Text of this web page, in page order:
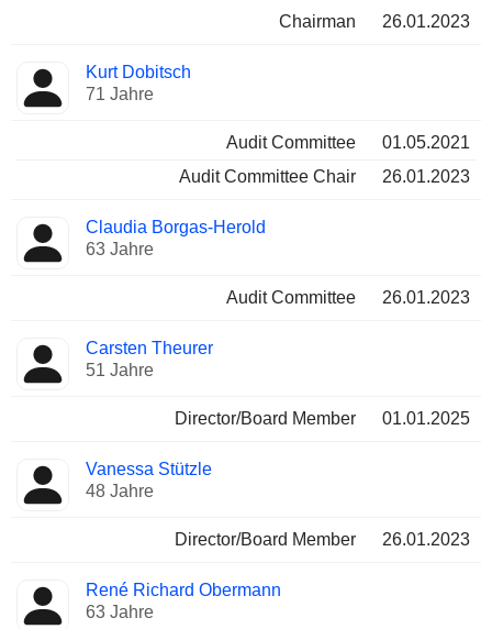
Chairman 26.01.2023
Kurt Dobitsch
71 Jahre
Audit Committee
01.05.2021
Audit Committee Chair
26.01.2023
Claudia Borgas-Herold
63 Jahre
Audit Committee 26.01.2023
Carsten Theurer
51 Jahre
Director/Board Member 01.01.2025
Vanessa Stützle
48 Jahre
Director/Board Member 26.01.2023
René Richard Obermann
63 Jahre